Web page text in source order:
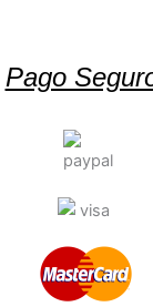
Pago